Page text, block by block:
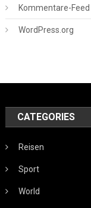
Kommentare-Feed
WordPress.org
CATEGORIES
Reisen
Sport
World